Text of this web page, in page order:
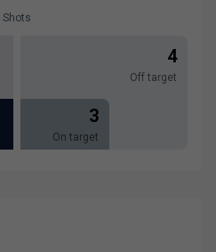
Shots
4
Off target
3
On target